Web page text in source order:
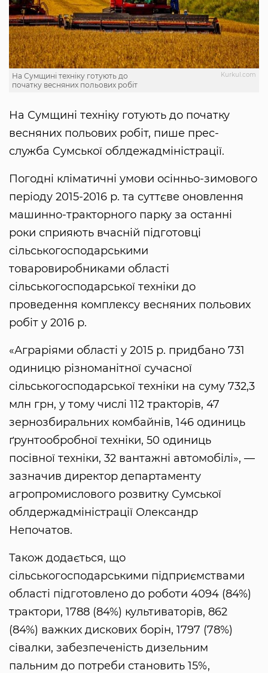
Kurkul.com
На Сумщині техніку готують до
початку весняних польових робіт
На Сумщині техніку готують до початку
весняних польових робіт, пише прес-
служба Сумської облдежадміністрації.
Погодні кліматичні умови осінньо-зимового
періоду 2015-2016 р. та суттєве оновлення
машинно-тракторного парку за останні
роки сприяють вчасній підготовці
сільськогосподарськими
товаровиробниками області
сільськогосподарської техніки до
проведення комплексу весняних польових
робіт у 2016 р.
«Аграріями області у 2015 р. придбано 731
одиницю різноманітної сучасної
сільськогосподарської техніки на суму 732,3
млн грн, у тому числі 112 тракторів, 47
зернозбиральних комбайнів, 146 одиниць
ґрунтообробної техніки, 50 одиниць
посівної техніки, 32 вантажні автомобілі», —
зазначив директор департаменту
агропромислового розвитку Сумської
облдержадміністрації Олександр
Непочатов.
Також додається, що
сільськогосподарськими підприємствами
області підготовлено до роботи 4094 (84%)
трактори, 1788 (84%) культиваторів, 862
(84%) важких дискових борін, 1797 (78%)
сівалки, забезпеченість дизельним
пальним до потреби становить 15%,